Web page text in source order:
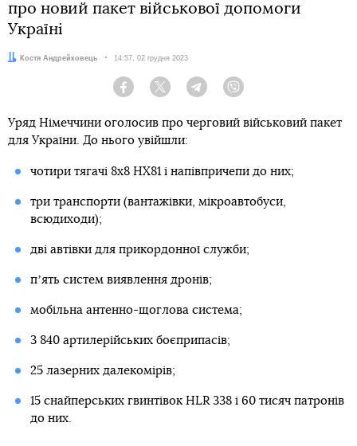
про новий пакет військової допомоги
Україні
Автор:Костя Андрейковець Дата:
14:57, 02 грудня 2023
Facebook Twitter Telegram
Уряд Німеччини оголосив про черговий військовий пакет
для України. До нього увійшли:
чотири тягачі 8x8 HX81 і напівпричепи до них;
три транспорти (вантажівки, мікроавтобуси,
всюдиходи);
дві автівки для прикордонної служби;
пʼять систем виявлення дронів;
мобільна антенно-щоглова система;
3 840 артилерійських боєприпасів;
25 лазерних далекомірів;
15 снайперських гвинтівок HLR 338 і 60 тисяч патронів
до них.